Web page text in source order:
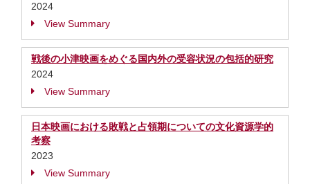
2024
View Summary
戦後の小津映画をめぐる国内外の受容状況の包括的研究
2024
View Summary
日本映画における敗戦と占領期についての文化資源学的
考察
2023
View Summary